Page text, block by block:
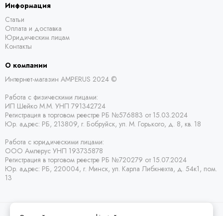
Информация
Статьи
Оплата и доставка
Юридическим лицам
Контакты
О компании
Интернет-магазин AMPERUS 2024 ©
Работа с физическими лицами:
ИП Шейко М.М. УНП 791342724
Регистрация в торговом реестре РБ №576883 от 15.03.2024
Юр. адрес: РБ, 213809, г. Бобруйск, ул. М. Горького, д. 8, кв. 18
Работа с юридическими лицами:
ООО Амперус УНП 193735878
Регистрация в торговом реестре РБ №720279 от 15.07.2024
Юр. адрес: РБ, 220004, г. Минск, ул. Карла Либкнехта, д. 54к1, пом.
13